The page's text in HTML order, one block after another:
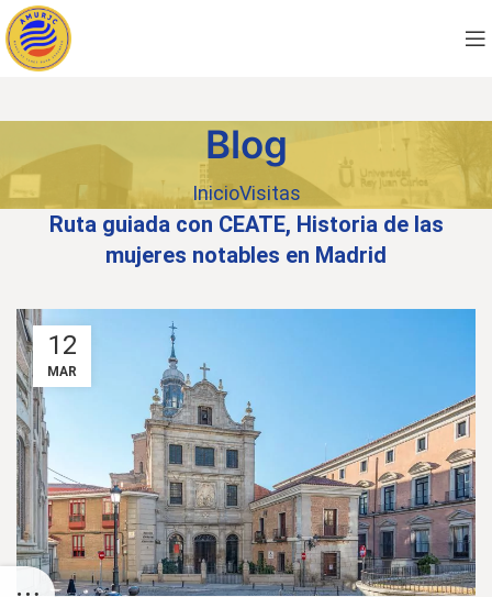
Blog
InicioVisitas
Ruta guiada con CEATE, Historia de las
mujeres notables en Madrid
12
MAR